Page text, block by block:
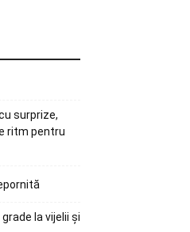
surprize,
ritm pentru
la vijelii și